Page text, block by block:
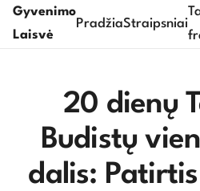
Gyvenimo
Laisvė
PradžiaStraipsniai
20 dienų
Budistų
dalis: